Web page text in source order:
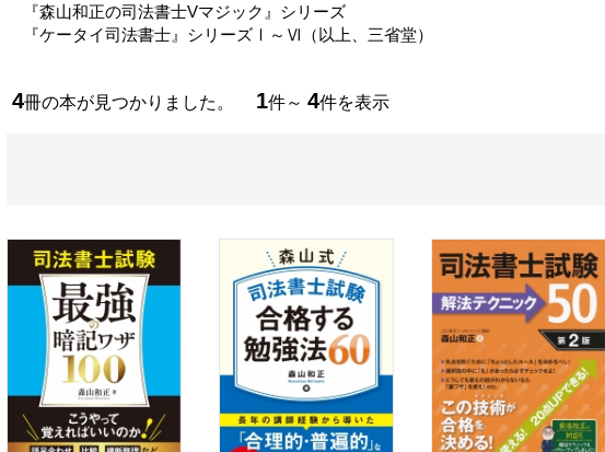
『森山和正の司法書士Vマジック』シリーズ
『ケータイ司法書士』シリーズⅠ～Ⅵ（以上、三省堂）
4冊の本が見つかりました。 1件～ 4件を表示